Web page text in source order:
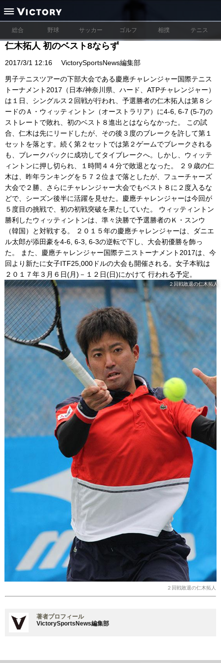
総合 野球 サッカー ゴルフ 相撲 テニス
仁木拓人 初のベスト8ならず
2017/3/1 12:16 VictorySportsNews編集部
男子テニスツアーの下部大会である慶應チャレンジャー国際テニス
トーナメント2017（日本/神奈川県、ハード、ATPチャレンジャー）
は１日、シングルス２回戦が行われ、予選勝者の仁木拓人は第８シ
ードのＡ・ウィッティントン（オーストラリア）に4-6, 6-7 (5-7)の
ストレートで敗れ、初のベスト８進出とはならなかった。 この試
合、仁木は先にリードしたが、その後３度のブレークを許して第１
セットを落とす。続く第２セットでは第２ゲームでブレークされる
も、ブレークバックに成功してタイブレークへ。しかし、ウィッテ
ィントンに押し切られ、１時間４４分で敗退となった。 ２９歳の仁
木は、昨年ランキングを５７２位まで落としたが、フューチャーズ
大会で２勝、さらにチャレンジャー大会でもベスト８に２度入るな
どで、シーズン後半に活躍を見せた。慶應チャレンジャーは今回が
５度目の挑戦で、初の初戦突破を果たしていた。 ウィッティントン
勝利したウィッティントンは、準々決勝で予選勝者のＫ・スンウ
（韓国）と対戦する。 ２０１５年の慶應チャレンジャーは、ダニエ
ル太郎が添田豪を4-6, 6-3, 6-3の逆転で下し、大会初優勝を飾っ
た。 また、慶應チャレンジャー国際テニストーナメント2017は、今
回より新たに女子ITF25,000ドルの大会も開催される。女子本戦は
２０１７年３月６日(月)－１２日(日)にかけて 行われる予定。
２回戦敗退の仁木拓人
２回戦敗退の仁木拓人
著者プロフィール
VictorySportsNews編集部